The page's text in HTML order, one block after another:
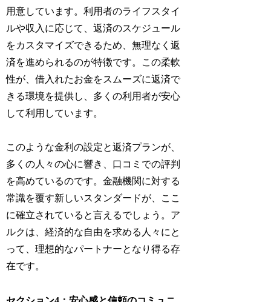
用意しています。利用者のライフスタイ
ルや収入に応じて、返済のスケジュール
をカスタマイズできるため、無理なく返
済を進められるのが特徴です。この柔軟
性が、借入れたお金をスムーズに返済で
きる環境を提供し、多くの利用者が安心
して利用しています。
このような金利の設定と返済プランが、
多くの人々の心に響き、口コミでの評判
を高めているのです。金融機関に対する
常識を覆す新しいスタンダードが、ここ
に確立されていると言えるでしょう。ア
ルクは、経済的な自由を求める人々にと
って、理想的なパートナーとなり得る存
在です。